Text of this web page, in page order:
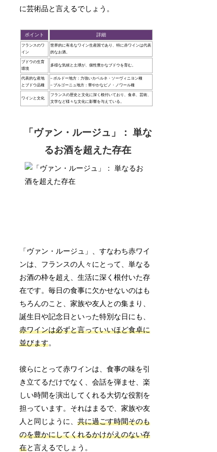
に芸術品と言えるでしょう。
ポイント 詳細
フランスのワ
イン
世界的に有名なワイン生産国であり、特に赤ワインは代表
的なお酒。
ブドウの生育
環境
多様な気候と土壌が、個性豊かなブドウを育む。
代表的な産地
とブドウ品種
– ボルドー地方：力強いカベルネ・ソーヴィニヨン種
– ブルゴーニュ地方：華やかなピノ・ノワール種
ワインと文化
フランスの歴史と文化に深く根付いており、食卓、芸術、
文学など様々な文化に影響を与えている。
「ヴァン・ルージュ」： 単な
るお酒を超えた存在
「ヴァン・ルージュ」、すなわち赤ワイ
ンは、フランスの人々にとって、単なる
お酒の枠を超え、生活に深く根付いた存
在です。毎日の食事に欠かせないのはも
ちろんのこと、家族や友人との集まり、
誕生日や記念日といった特別な日にも、
赤ワインは必ずと言っていいほど食卓に
並びます。
彼らにとって赤ワインは、食事の味を引
き立てるだけでなく、会話を弾ませ、楽
しい時間を演出してくれる大切な役割を
担っています。それはまるで、家族や友
人と同じように、共に過ごす時間そのも
のを豊かにしてくれるかけがえのない存
在と言えるでしょう。